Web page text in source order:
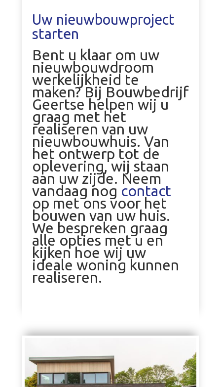
Uw nieuwbouwproject
starten
Bent u klaar om uw
nieuwbouwdroom
werkelijkheid te
maken? Bij Bouwbedrijf
Geertse helpen wij u
graag met het
realiseren van uw
nieuwbouwhuis. Van
het ontwerp tot de
oplevering, wij staan
aan uw zijde. Neem
vandaag nog contact
op met ons voor het
bouwen van uw huis.
We bespreken graag
alle opties met u en
kijken hoe wij uw
ideale woning kunnen
realiseren.